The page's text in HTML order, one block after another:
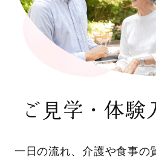
ご見学・体験
一日の流れ、介護や食事の